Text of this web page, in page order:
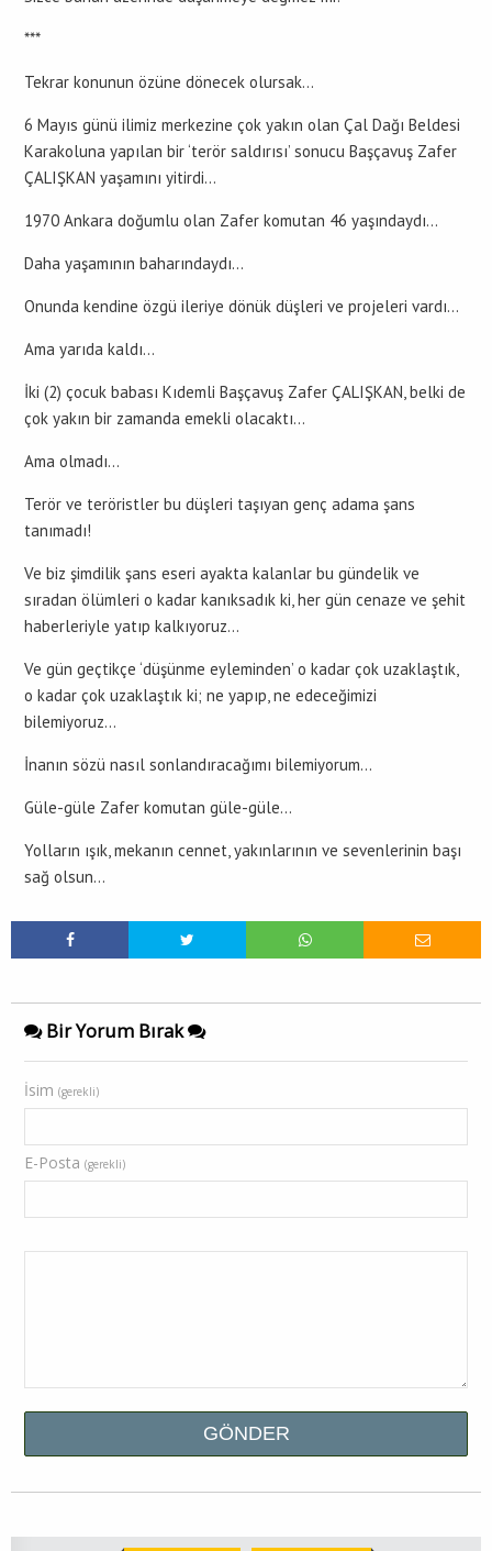
***
Tekrar konunun özüne dönecek olursak…
6 Mayıs günü ilimiz merkezine çok yakın olan Çal Dağı Beldesi
Karakoluna yapılan bir ‘terör saldırısı’ sonucu Başçavuş Zafer
ÇALIŞKAN yaşamını yitirdi…
1970 Ankara doğumlu olan Zafer komutan 46 yaşındaydı…
Daha yaşamının baharındaydı…
Onunda kendine özgü ileriye dönük düşleri ve projeleri vardı…
Ama yarıda kaldı…
İki (2) çocuk babası Kıdemli Başçavuş Zafer ÇALIŞKAN, belki de
çok yakın bir zamanda emekli olacaktı…
Ama olmadı…
Terör ve teröristler bu düşleri taşıyan genç adama şans
tanımadı!
Ve biz şimdilik şans eseri ayakta kalanlar bu gündelik ve
sıradan ölümleri o kadar kanıksadık ki, her gün cenaze ve şehit
haberleriyle yatıp kalkıyoruz…
Ve gün geçtikçe ‘düşünme eyleminden’ o kadar çok uzaklaştık,
o kadar çok uzaklaştık ki; ne yapıp, ne edeceğimizi
bilemiyoruz…
İnanın sözü nasıl sonlandıracağımı bilemiyorum…
Güle-güle Zafer komutan güle-güle…
Yolların ışık, mekanın cennet, yakınlarının ve sevenlerinin başı
sağ olsun…
Bir Yorum Bırak
İsim (gerekli)
E-Posta (gerekli)